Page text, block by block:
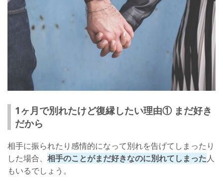
1ヶ月で別れたけど復縁したい理由① まだ好き
だから
相手に振られたり感情的になって別れを告げてしまったり
した場合、 相手のことがまだ好きなのに別れてしまった人
もいるでしょう。